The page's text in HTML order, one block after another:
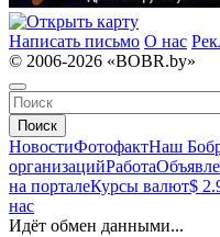
Написать письмо О нас
© 2006-2026 «BOBR.by»
Поиск
НовостиФотофактНаш
организацийРабота
на порталеКурсы валют$
нас
Идёт обмен данными...